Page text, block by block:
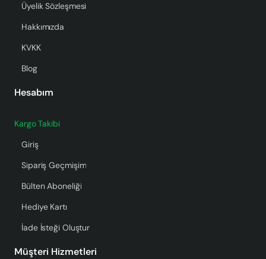
Üyelik Sözleşmesi
Hakkımızda
KVKK
Blog
Hesabım
Kargo Takibi
Giriş
Sipariş Geçmişim
Bülten Aboneliği
Hediye Kartı
İade İsteği Oluştur
Müşteri Hizmetleri